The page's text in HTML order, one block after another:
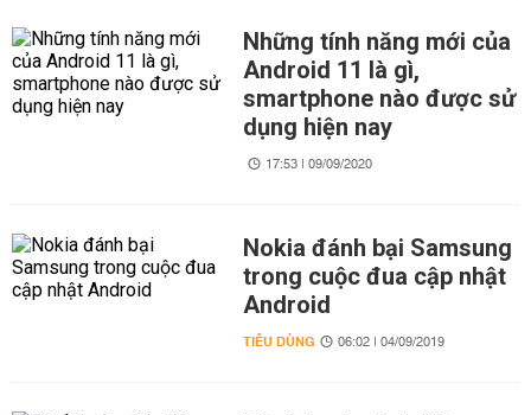
Những tính năng mới của
Android 11 là gì,
smartphone nào được sử
dụng hiện nay
17:53 | 09/09/2020
Nokia đánh bại Samsung
trong cuộc đua cập nhật
Android
TIÊU DÙNG 06:02 | 04/09/2019